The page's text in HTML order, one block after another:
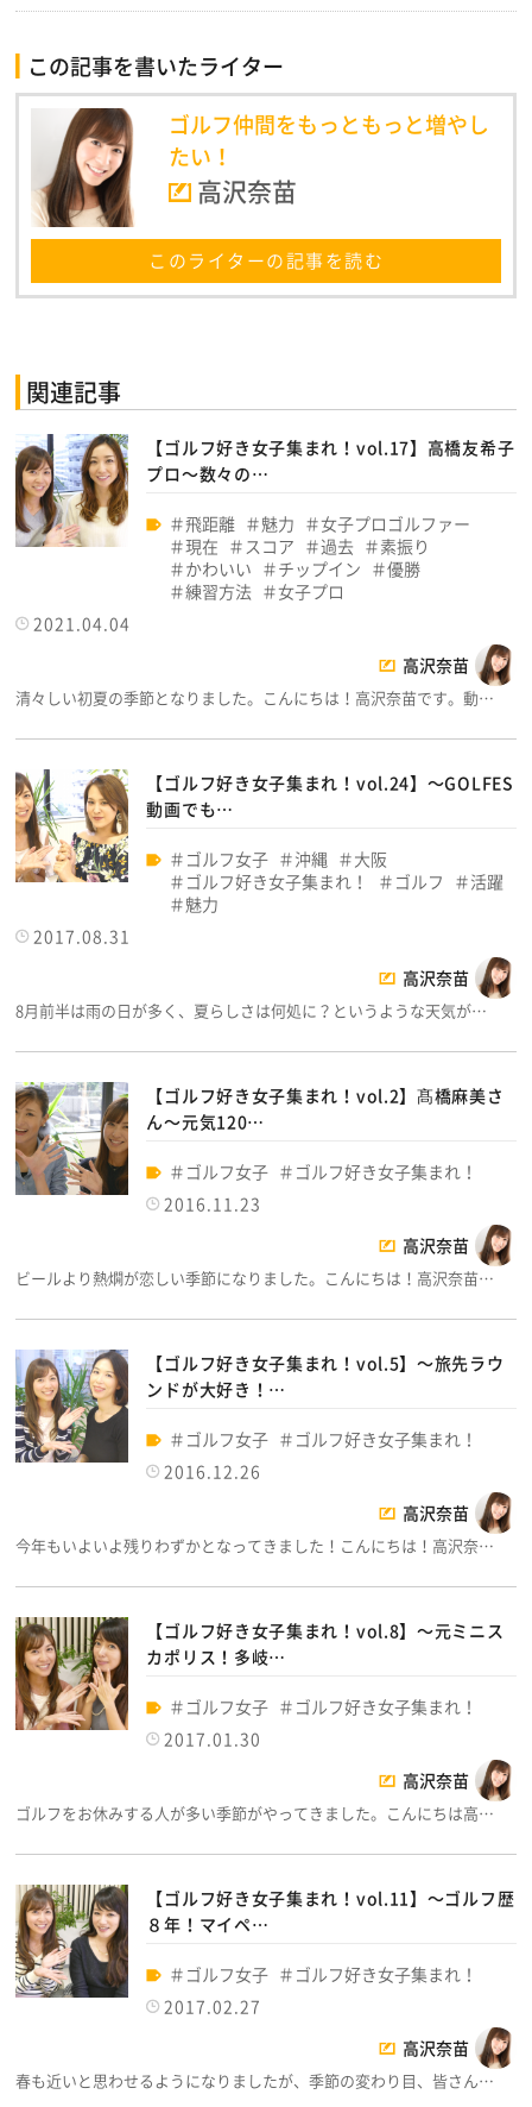
この記事を書いたライター
ゴルフ仲間をもっともっと増やし
たい！
高沢奈苗
このライターの記事を読む
関連記事
【ゴルフ好き女子集まれ！vol.17】高橋友希子
プロ～数々の…
飛距離 魅力
女子プロゴルファー
現在
スコア 過去
素振り
かわいい
チップイン
優勝
練習方法
女子プロ
2021.04.04
高沢奈苗
清々しい初夏の季節となりました。こんにちは！高沢奈苗です。動…
【ゴルフ好き女子集まれ！vol.24】～GOLFES
動画でも…
ゴルフ女子 沖縄
大阪
ゴルフ好き女子集まれ！
ゴルフ
活躍
魅力
2017.08.31
高沢奈苗
8月前半は雨の日が多く、夏らしさは何処に？というような天気が…
【ゴルフ好き女子集まれ！vol.2】髙橋麻美さ
ん～元気120…
ゴルフ女子
ゴルフ好き女子集まれ！
2016.11.23
高沢奈苗
ビールより熱燗が恋しい季節になりました。こんにちは！高沢奈苗…
【ゴルフ好き女子集まれ！vol.5】～旅先ラウ
ンドが大好き！…
ゴルフ女子
ゴルフ好き女子集まれ！
2016.12.26
高沢奈苗
今年もいよいよ残りわずかとなってきました！こんにちは！高沢奈…
【ゴルフ好き女子集まれ！vol.8】～元ミニス
カポリス！多岐…
ゴルフ女子
ゴルフ好き女子集まれ！
2017.01.30
高沢奈苗
ゴルフをお休みする人が多い季節がやってきました。こんにちは高…
【ゴルフ好き女子集まれ！vol.11】～ゴルフ歴
８年！マイペ…
ゴルフ女子
ゴルフ好き女子集まれ！
2017.02.27
高沢奈苗
春も近いと思わせるようになりましたが、季節の変わり目、皆さん…